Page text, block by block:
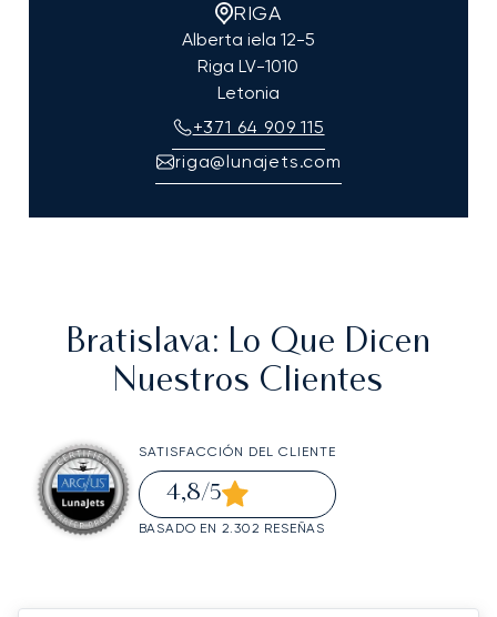
RIGA
Alberta iela 12-5
Riga LV-1010
Letonia
+371 64 909 115
riga@lunajets.com
Bratislava: Lo Que Dicen
Nuestros Clientes
SATISFACCIÓN DEL CLIENTE
4,8/5
BASADO EN 2.302 RESEÑAS